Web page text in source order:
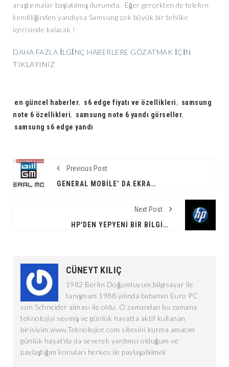
araştırmalar başlatılmış durumda. Eğer gerçekten de telefon
kendiliğinden yandıysa Samsung çok büyük bir tehlike
içerisinde kalacak !
DAHA FAZLA İLGİNÇ HABERLERE GÖZATMAK İÇİN
TIKLAYINIZ
Tags:
en güncel haberler, s6 edge fiyatı ve özellikleri, samsung
note 6 özellikleri, samsung note 6 yandı görseller,
samsung s6 edge yandı
Previous Post
GENERAL MOBILE’ DA EKRAN GÖRÜNTÜSÜ NASIL ALINIR?
Next Post
HP'DEN YEPYENI BIR BILGISAYAR DAHA !
CÜNEYT KILIÇ
1982 Berlin Doğumluyum,bilgisayar ile
tanışmam 1988 yılında babamın Euro PC
von Schneider alması ile oldu. O zamandan bu zamana
teknolojiyi sevmiş ve günlük hayatta aktif kullanan
birisiyim.www.Teknolojice.com sitesini kurma amacım
günlük hayat'da da severek yardımcı olduğum ve
paylaştığım konuları herkes ile paylaşabilmek